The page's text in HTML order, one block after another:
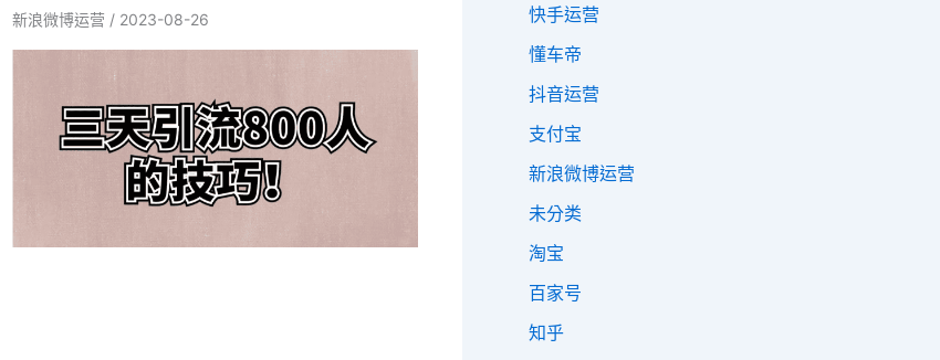
新浪微博运营 / 2023-08-26
快手运营
懂车帝
抖音运营
支付宝
新浪微博运营
未分类
淘宝
百家号
知乎